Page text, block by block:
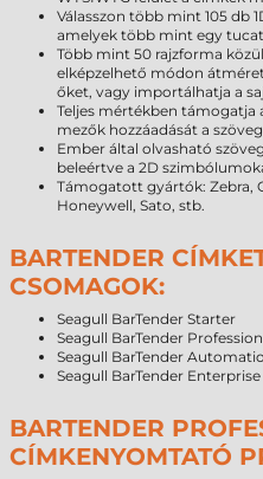
Válasszon több mint 105 db
amelyek több mint egy
Több mint 50 rajzforma
elképzelhető módon
őket, vagy importálhatja a
Teljes mértékben támogatja
mezők hozzáadását a
Ember által olvasható
beleértve a 2D
Támogatott gyártók: Zebra,
Honeywell, Sato, stb.
BARTENDER
CSOMAGOK:
Seagull BarTender Starter
Seagull BarTender
Seagull BarTender
Seagull BarTender Enterprise
BARTENDER
CÍMKENYOMTATÓ